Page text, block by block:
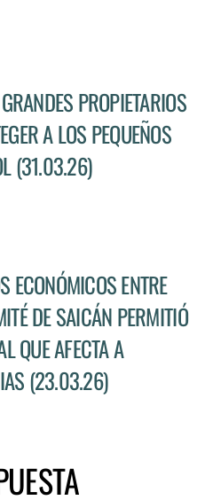
PROPIETARIOS
A LOS PEQUEÑOS
(31.03.26)
ECONÓMICOS ENTRE
DE SAICÁN PERMITIÓ
QUE AFECTA A
(23.03.26)